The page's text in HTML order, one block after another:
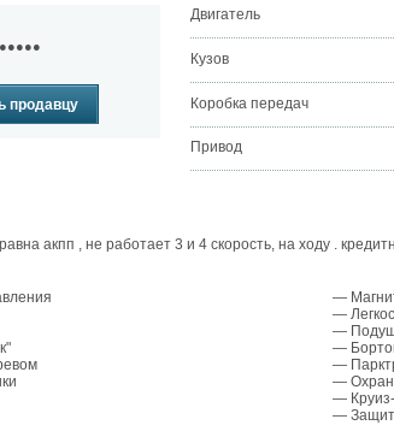
продавцу
Двигатель
Кузов
Коробка передач
Привод
акпп , не работает 3 и 4 скорость, на ходу .
—
—
—
—
—
—
—
—